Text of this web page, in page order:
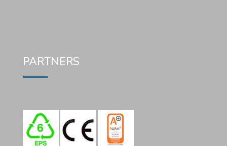
PARTNERS